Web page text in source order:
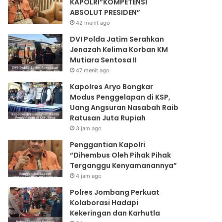
KAPOLRI”KOMPETENSI
ABSOLUT PRESIDEN”
42 menit ago
DVI Polda Jatim Serahkan
Jenazah Kelima Korban KM
Mutiara Sentosa II
47 menit ago
Kapolres Aryo Bongkar
Modus Penggelapan di KSP,
Uang Angsuran Nasabah Raib
Ratusan Juta Rupiah
3 jam ago
Penggantian Kapolri
“Dihembus Oleh Pihak Pihak
Terganggu Kenyamanannya”
4 jam ago
Polres Jombang Perkuat
Kolaborasi Hadapi
Kekeringan dan Karhutla